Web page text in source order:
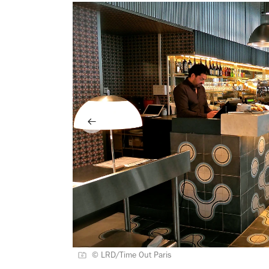
© LRD/Time Out Paris